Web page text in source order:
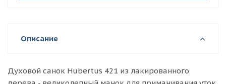
Описание
Духовой санок Hubertus 421 из лакированного